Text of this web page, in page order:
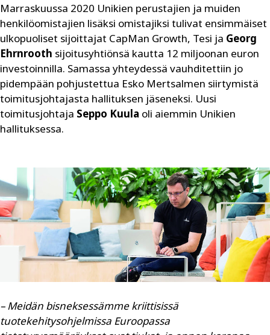
Marraskuussa 2020 Unikien perustajien ja muiden
henkilöomistajien lisäksi omistajiksi tulivat ensimmäiset
ulkopuoliset sijoittajat CapMan Growth, Tesi ja Georg
Ehrnrooth sijoitusyhtiönsä kautta 12 miljoonan euron
investoinnilla. Samassa yhteydessä vauhditettiin jo
pidempään pohjustettua Esko Mertsalmen siirtymistä
toimitusjohtajasta hallituksen jäseneksi. Uusi
toimitusjohtaja Seppo Kuula oli aiemmin Unikien
hallituksessa.
– Meidän bisneksessämme kriittisissä
tuotekehitysohjelmissa Euroopassa